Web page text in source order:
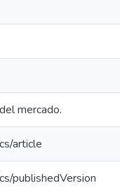
mercado.
article
publishedVersion